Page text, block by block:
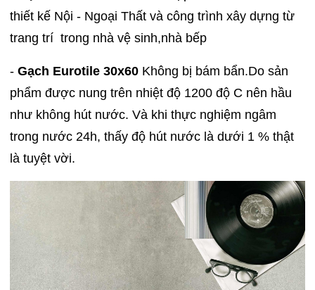
thiết kế Nội - Ngoại Thất và công trình xây dựng từ
trang trí trong nhà vệ sinh,nhà bếp
-Gạch Eurotile 30x60 Không bị bám bẩn.Do sản
phẩm được nung trên nhiệt độ 1200 độ C nên hầu
như không hút nước. Và khi thực nghiệm ngâm
trong nước 24h, thấy độ hút nước là dưới 1 % thật
là tuyệt vời.